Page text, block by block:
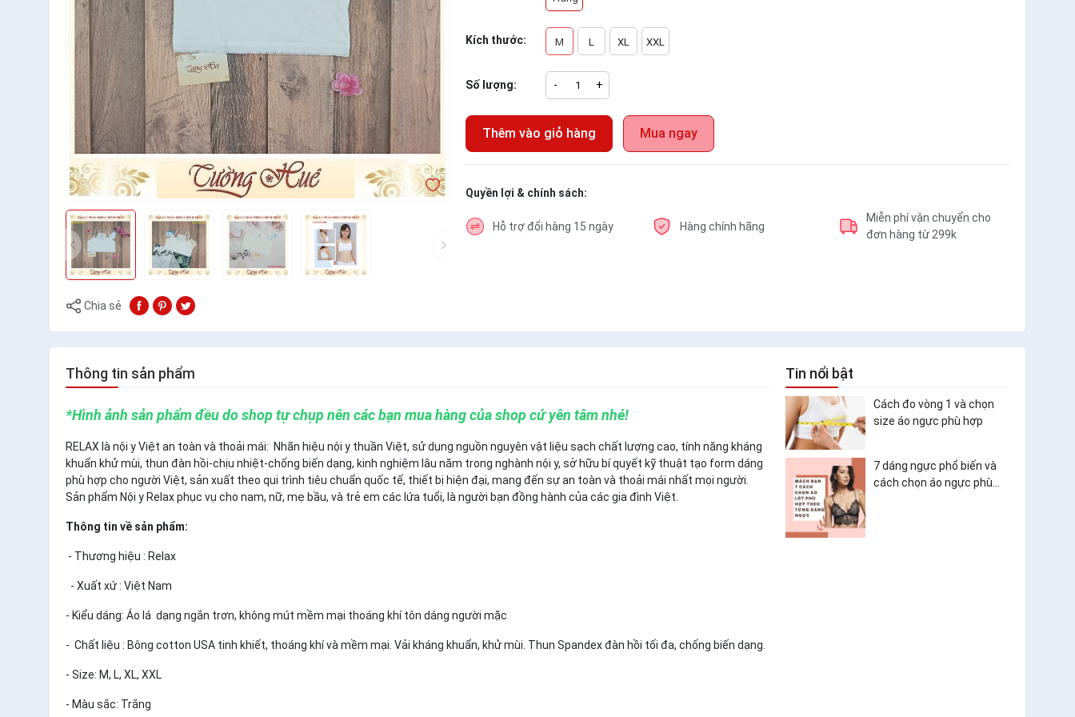
Chia sẻ
Kích thước: M L XL XXL
Số lượng: - +
Thêm vào giỏ hàng Mua ngay
Quyền lợi & chính sách:
Hỗ trợ đổi hàng 15 ngày Hàng chính hãng
Miễn phí vận chuyển cho
đơn hàng từ 299k
Thông tin sản phẩm
*Hình ảnh sản phẩm đều do shop tự chụp nên các bạn mua hàng của shop cứ yên tâm nhé!
RELAX là nội y Việt an toàn và thoải mái: Nhãn hiệu nội y thuần Việt, sử dụng nguồn nguyên vật liệu sạch chất lượng cao, tính năng kháng
khuẩn khử mùi, thun đàn hồi-chịu nhiệt-chống biến dạng, kinh nghiệm lâu năm trong nghành nội y, sở hữu bí quyết kỹ thuật tạo form dáng
phù hợp cho người Việt, sản xuất theo qui trình tiêu chuẩn quốc tế, thiết bị hiện đại, mang đến sự an toàn và thoải mái nhất mọi người.
Sản phẩm Nội y Relax phục vụ cho nam, nữ, mẹ bầu, và trẻ em các lứa tuổi, là người bạn đồng hành của các gia đình Việt.
Thông tin về sản phẩm:
- Thương hiệu : Relax
- Xuất xứ : Việt Nam
- Kiểu dáng: Áo lá dạng ngắn trơn, không mút mềm mại thoáng khí tôn dáng người mặc
- Chất liệu : Bông cotton USA tinh khiết, thoáng khí và mềm mại. Vải kháng khuẩn, khử mùi. Thun Spandex đàn hồi tối đa, chống biến dạng.
- Size: M, L, XL, XXL
- Màu sắc: Trắng
Tin nổi bật
Cách đo vòng 1 và chọn
size áo ngực phù hợp
7 dáng ngực phổ biến và
cách chọn áo ngực phù